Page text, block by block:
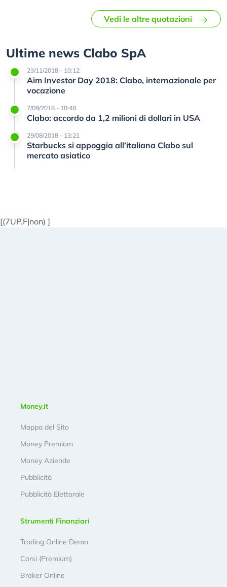
Vedi le altre quotazioni
Ultime news Clabo SpA
23/11/2018 - 10:12
Aim Investor Day 2018: Clabo, internazionale per
vocazione
7/09/2018 - 10:48
Clabo: accordo da 1,2 milioni di dollari in USA
29/08/2018 - 13:21
Starbucks si appoggia all’italiana Clabo sul
mercato asiatico
[(7UP.F|non) ]
Money.it
Mappa del Sito
Money Premium
Money Aziende
Pubblicità
Pubblicità Elettorale
Strumenti Finanziari
Trading Online Demo
Corsi (Premium)
Broker Online